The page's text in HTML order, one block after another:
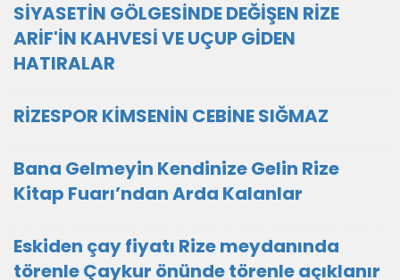
SİYASETİN GÖLGESİNDE DEĞİŞEN RİZE
ARİF'İN KAHVESİ VE UÇUP GİDEN
HATIRALAR
RİZESPOR KİMSENİN CEBİNE SIĞMAZ
Bana Gelmeyin Kendinize Gelin Rize
Kitap Fuarı’ndan Arda Kalanlar
Eskiden çay fiyatı Rize meydanında
törenle Çaykur önünde törenle açıklanır